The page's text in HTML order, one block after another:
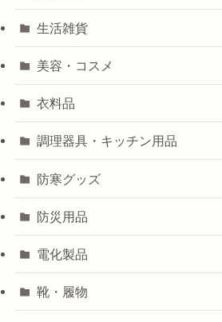
生活雑貨
美容・コスメ
衣料品
調理器具・キッチン用品
防寒グッズ
防災用品
電化製品
靴・履物